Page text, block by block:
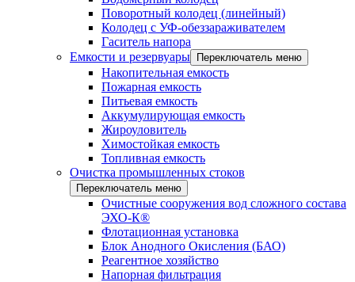
Поворотный колодец (линейный)
Колодец с УФ-обеззараживателем
Гаситель напора
Емкости и резервуары
Переключатель меню
Накопительная емкость
Пожарная емкость
Питьевая емкость
Аккумулирующая емкость
Жироуловитель
Химостойкая емкость
Топливная емкость
Очистка промышленных стоков
Переключатель меню
Очистные сооружения вод сложного состава
ЭХО-К®
Флотационная установка
Блок Анодного Окисления (БАО)
Реагентное хозяйство
Напорная фильтрация